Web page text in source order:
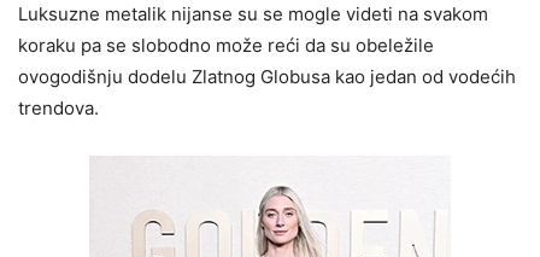
Luksuzne metalik nijanse su se mogle videti na svakom
koraku pa se slobodno može reći da su obeležile
ovogodišnju dodelu Zlatnog Globusa kao jedan od vodećih
trendova.